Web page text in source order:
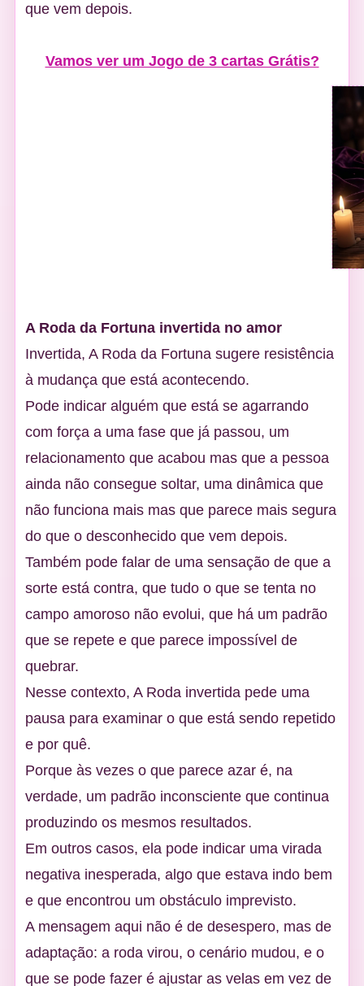
que vem depois.
Vamos ver um Jogo de 3 cartas Grátis?
A Roda da Fortuna invertida no amor
Invertida, A Roda da Fortuna sugere resistência
à mudança que está acontecendo.
Pode indicar alguém que está se agarrando
com força a uma fase que já passou, um
relacionamento que acabou mas que a pessoa
ainda não consegue soltar, uma dinâmica que
não funciona mais mas que parece mais segura
do que o desconhecido que vem depois.
Também pode falar de uma sensação de que a
sorte está contra, que tudo o que se tenta no
campo amoroso não evolui, que há um padrão
que se repete e que parece impossível de
quebrar.
Nesse contexto, A Roda invertida pede uma
pausa para examinar o que está sendo repetido
e por quê.
Porque às vezes o que parece azar é, na
verdade, um padrão inconsciente que continua
produzindo os mesmos resultados.
Em outros casos, ela pode indicar uma virada
negativa inesperada, algo que estava indo bem
e que encontrou um obstáculo imprevisto.
A mensagem aqui não é de desespero, mas de
adaptação: a roda virou, o cenário mudou, e o
que se pode fazer é ajustar as velas em vez de